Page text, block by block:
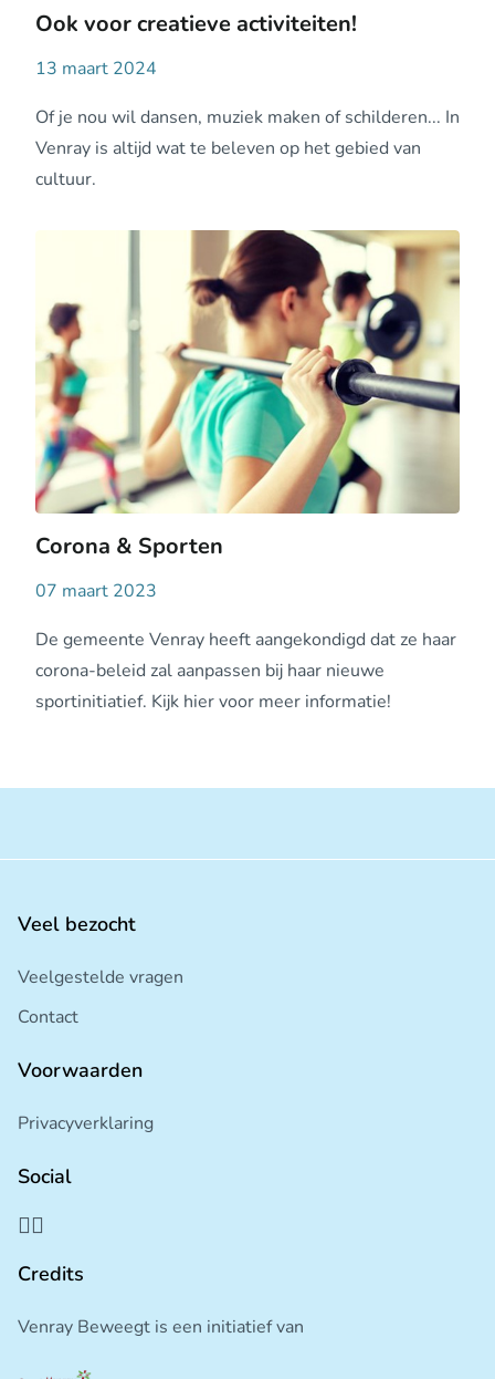
Ook voor creatieve activiteiten!
13 maart 2024
Of je nou wil dansen, muziek maken of schilderen... In
Venray is altijd wat te beleven op het gebied van
cultuur.
Corona & Sporten
07 maart 2023
De gemeente Venray heeft aangekondigd dat ze haar
corona-beleid zal aanpassen bij haar nieuwe
sportinitiatief. Kijk hier voor meer informatie!
Veel bezocht
Veelgestelde vragen
Contact
Voorwaarden
Privacyverklaring
Social
Credits
Venray Beweegt is een initiatief van